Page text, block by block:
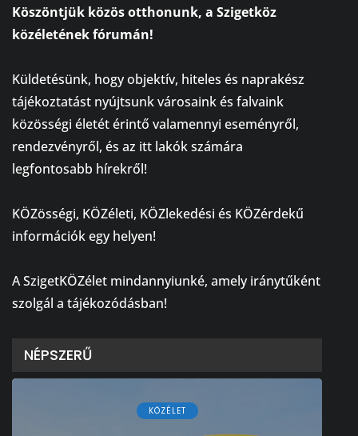
Köszöntjük közös otthonunk, a Szigetköz
közéletének fórumán!
Küldetésünk, hogy objektív, hiteles és naprakész
tájékoztatást nyújtsunk városaink és falvaink
közösségi életét érintő valamennyi eseményről,
rendezvényről, és az itt lakók számára
legfontosabb hírekről!
KÖZösségi, KÖZéleti, KÖZlekedési és KÖZérdekű
információk egy helyen!
A SzigetKÖZélet mindannyiunké, amely iránytűként
szolgál a tájékozódásban!
NÉPSZERŰ
KÖZÉLET